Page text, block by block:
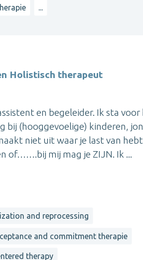
...
Holistisch therapeut
en begeleider. Ik sta
bij (hooggevoelige) kinderen,
niet uit waar je last van
of…….bij mij mag je ZIJN. Ik ...
and reprocessing
and commitment therapie
therapy